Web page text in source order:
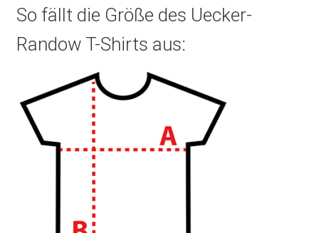
So fällt die Größe des Uecker-
Randow T-Shirts aus: